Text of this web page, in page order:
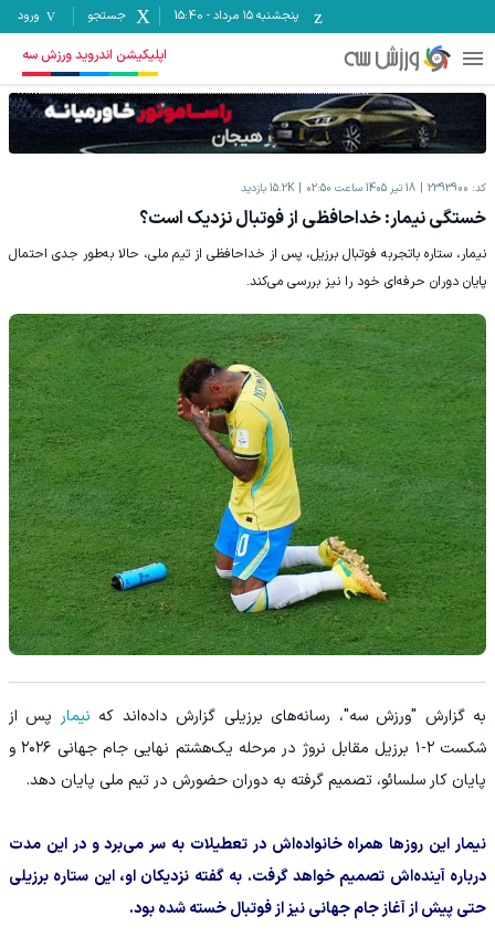
پنجشنبه ۱۵ مرداد -
15:40 جستجو ورود
اپلیکیشن اندروید ورزش سه
کد: 2393900 18 تیر 1405 ساعت 02:50 15.2K بازدید
خستگی نیمار: خداحافظی از فوتبال نزدیک است؟
نیمار، ستاره باتجربه فوتبال برزیل، پس از خداحافظی از تیم ملی، حالا به‌طور جدی احتمال
پایان دوران حرفه‌ای خود را نیز بررسی می‌کند.
به گزارش "ورزش سه"، رسانه‌های برزیلی گزارش داده‌اند که نیمار پس از
شکست ۲-۱ برزیل مقابل نروژ در مرحله یک‌هشتم نهایی جام جهانی ۲۰۲۶ و
پایان کار سلسائو، تصمیم گرفته به دوران حضورش در تیم ملی پایان دهد.
نیمار این روزها همراه خانواده‌اش در تعطیلات به سر می‌برد و در این مدت
درباره آینده‌اش تصمیم خواهد گرفت. به گفته نزدیکان او، این ستاره برزیلی
حتی پیش از آغاز جام جهانی نیز از فوتبال خسته شده بود.